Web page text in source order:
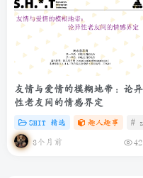
友情与爱情的模糊地带：论异
性老友间的情感界定
SHIT 精选 趣人趣事 #
3个月前 42